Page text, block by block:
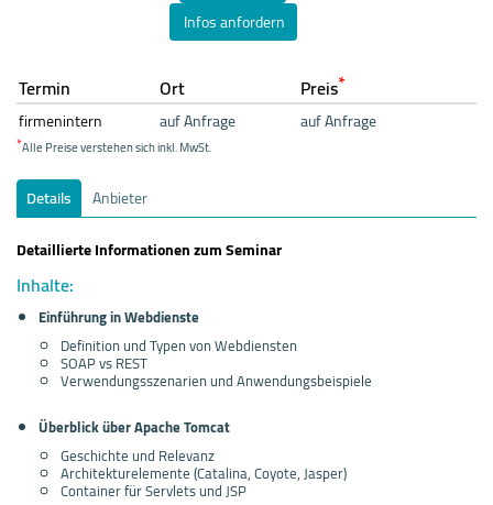
Infos anfordern
Termin Ort Preis*
firmenintern auf Anfrage auf Anfrage
*Alle Preise verstehen sich inkl. MwSt.
Details
Anbieter
Detaillierte Informationen zum Seminar
Inhalte:
Einführung in Webdienste
Definition und Typen von Webdiensten
SOAP vs REST
Verwendungsszenarien und Anwendungsbeispiele
Überblick über Apache Tomcat
Geschichte und Relevanz
Architekturelemente (Catalina, Coyote, Jasper)
Container für Servlets und JSP